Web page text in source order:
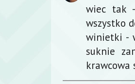
wiec tak
wszystko
winietki -
suknie
krawcowa